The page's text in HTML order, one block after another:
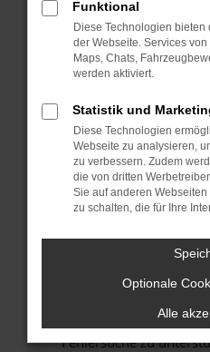
Starte dein Gerät
Das kann manchmal
Probleme zu beheben.
Betriebssystem auf
sind.
Veraltete Software
Sicherheitsrisiko,
führen, dass
unterstützt werden.
Wende dich an den
Wenn du alle oben
hast, kontaktiere uns
uns diesen Text
Fehlersuche zu
Funktional
Diese Technologien
der Webseite. Services
Maps, Chats,
werden aktiviert.
Statistik und
Diese Technologien
Webseite zu analysieren,
zu verbessern. Zudem
die von dritten
Sie auf anderen
zu schalten, die für Ihre
Optionale
Alle